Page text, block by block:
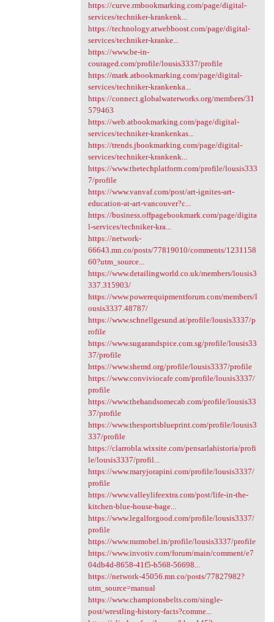
https://curve.rmbookmarking.com/page/digital-
services/techniker-krankenk...
https://technology.atwebboost.com/page/digital-
services/techniker-kranke...
https://www.be-in-
couraged.com/profile/lousis3337/profile
https://mark.atbookmarking.com/page/digital-
services/techniker-krankenka...
https://connect.globalwaterworks.org/members/31
579463
https://web.atbookmarking.com/page/digital-
services/techniker-krankenkas...
https://trends.jbookmarking.com/page/digital-
services/techniker-krankenk...
https://www.thetechplatform.com/profile/lousis333
7/profile
https://www.vanvaf.com/post/art-ignites-art-
education-at-art-vancouver?c...
https://business.offpagebookmark.com/page/digita
l-services/techniker-kra...
https://network-
66643.mn.co/posts/77819010/comments/1231158
60?utm_source...
https://www.detailingworld.co.uk/members/lousis3
337.315903/
https://www.powerequipmentforum.com/members/l
ousis3337.48787/
https://www.schnellgesund.at/profile/lousis3337/p
rofile
https://www.sugarandspice.com.sg/profile/lousis33
37/profile
https://www.shemd.org/profile/lousis3337/profile
https://www.conviviocafe.com/profile/lousis3337/
profile
https://www.thehandsomecab.com/profile/lousis33
37/profile
https://www.thesportsblueprint.com/profile/lousis3
337/profile
https://clarrobla.wixsite.com/pensarlahistoria/profi
le/lousis3337/profil...
https://www.maryjorapini.com/profile/lousis3337/
profile
https://www.valleylifeextra.com/post/life-in-the-
kitchen-blue-house-bage...
https://www.legalforgood.com/profile/lousis3337/
profile
https://www.numobel.in/profile/lousis3337/profile
https://www.invotiv.com/forum/main/comment/e7
04db4d-8658-41f5-b568-56698...
https://network-45056.mn.co/posts/77827982?
utm_source=manual
https://www.championsbelts.com/single-
post/wrestling-history-facts?comme...